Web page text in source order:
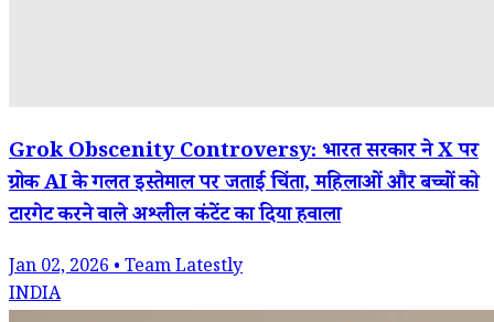
Grok Obscenity Controversy: भारत सरकार ने X पर
ग्रोक AI के गलत इस्तेमाल पर जताई चिंता, महिलाओं और बच्चों को
टारगेट करने वाले अश्लील कंटेंट का दिया हवाला
Jan 02, 2026 • Team Latestly
INDIA